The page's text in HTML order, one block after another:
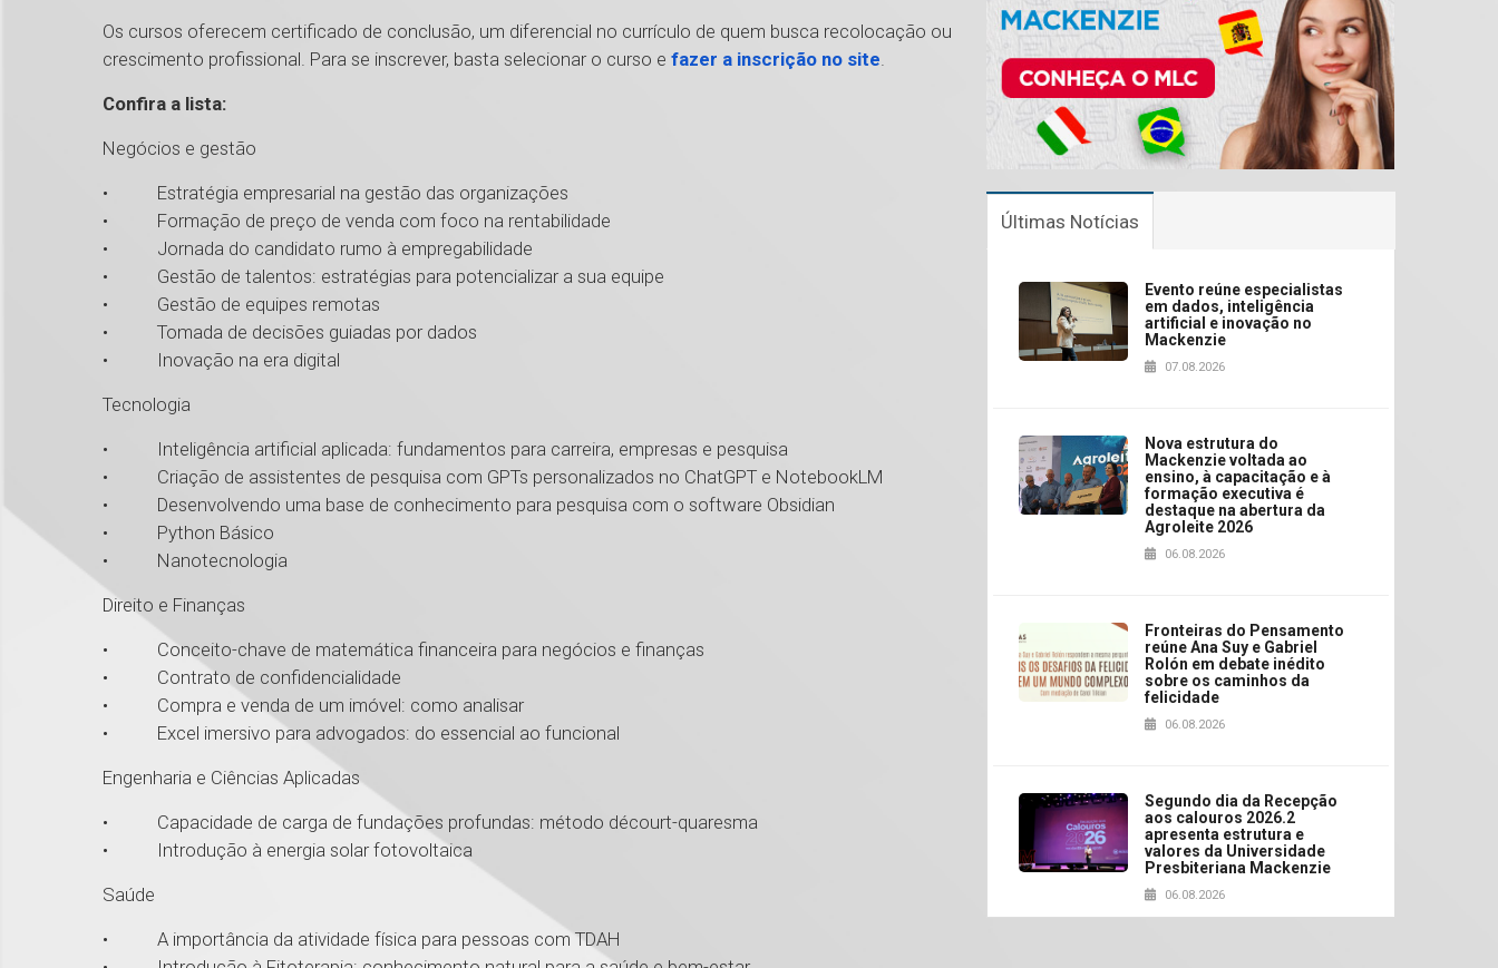
Os cursos oferecem certificado de conclusão, um diferencial no currículo de quem busca recolocação ou
crescimento profissional. Para se inscrever, basta selecionar o curso e fazer a inscrição no site.
Confira a lista:
Negócios e gestão
• Estratégia empresarial na gestão das organizações
• Formação de preço de venda com foco na rentabilidade
• Jornada do candidato rumo à empregabilidade
• Gestão de talentos: estratégias para potencializar a sua equipe
• Gestão de equipes remotas
• Tomada de decisões guiadas por dados
• Inovação na era digital
Tecnologia
• Inteligência artificial aplicada: fundamentos para carreira, empresas e pesquisa
• Criação de assistentes de pesquisa com GPTs personalizados no ChatGPT e NotebookLM
• Desenvolvendo uma base de conhecimento para pesquisa com o software Obsidian
• Python Básico
• Nanotecnologia
Direito e Finanças
• Conceito-chave de matemática financeira para negócios e finanças
• Contrato de confidencialidade
• Compra e venda de um imóvel: como analisar
• Excel imersivo para advogados: do essencial ao funcional
Engenharia e Ciências Aplicadas
• Capacidade de carga de fundações profundas: método décourt-quaresma
• Introdução à energia solar fotovoltaica
Saúde
• A importância da atividade física para pessoas com TDAH
Últimas Notícias
Evento reúne especialistas
em dados, inteligência
artificial e inovação no
Mackenzie
07.08.2026
Nova estrutura do
Mackenzie voltada ao
ensino, à capacitação e à
formação executiva é
destaque na abertura da
Agroleite 2026
06.08.2026
Fronteiras do Pensamento
reúne Ana Suy e Gabriel
Rolón em debate inédito
sobre os caminhos da
felicidade
06.08.2026
Segundo dia da Recepção
aos calouros 2026.2
apresenta estrutura e
valores da Universidade
Presbiteriana Mackenzie
06.08.2026